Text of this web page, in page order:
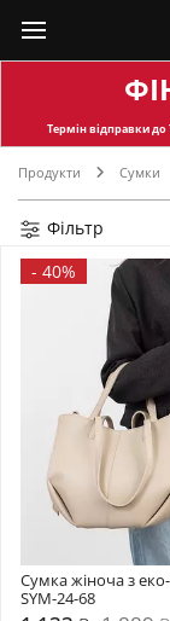
Термін відправкидо
Продукти Сумки
Фільтр
- 40%
Сумка жіноча з
SYM-24-68